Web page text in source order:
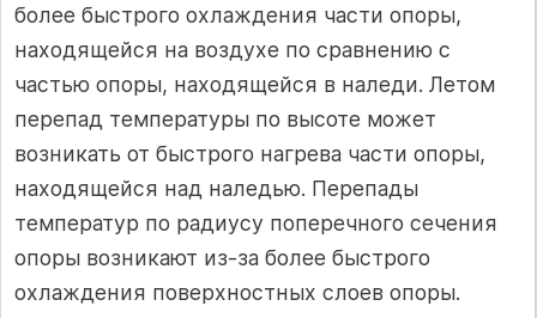
более быстрого охлаждения части опоры,
находящейся на воздухе по сравнению с
частью опоры, находящейся в наледи. Летом
перепад температуры по высоте может
возникать от быстрого нагрева части опоры,
находящейся над наледью. Перепады
температур по радиусу поперечного сечения
опоры возникают из-за более быстрого
охлаждения поверхностных слоев опоры.